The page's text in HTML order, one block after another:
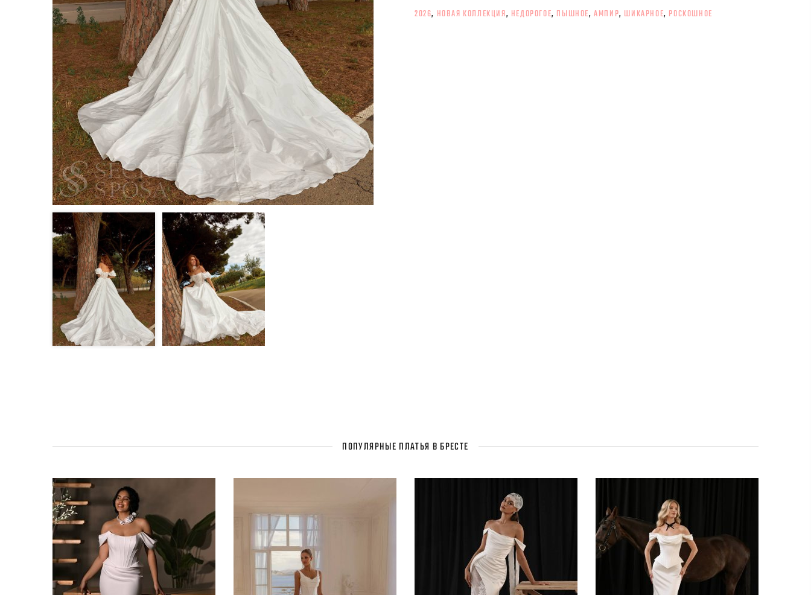
2026, НОВАЯ КОЛЛЕКЦИЯ , НЕДОРОГОЕ, ПЫШНОЕ,АМПИР, ШИКАРНОЕ, РОСКОШНОЕ
ПОПУЛЯРНЫЕ ПЛАТЬЯ В БРЕСТЕ